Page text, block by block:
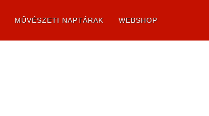
MŰVÉSZETI NAPTÁRAK WEBSHOP